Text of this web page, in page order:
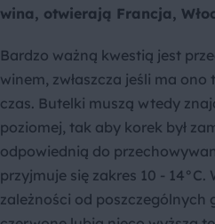
wina, otwierają Francja,
Bardzo ważną kwestią jest
winem, zwłaszcza jeśli ma ono
czas. Butelki muszą wtedy
poziomej, tak aby korek był
odpowiednią do
przyjmuje się zakres 10 -
zależności od poszczególnych